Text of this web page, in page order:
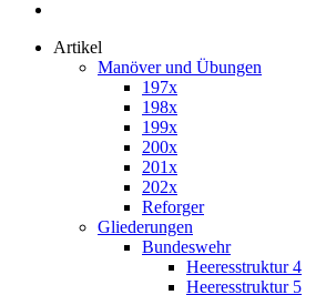
Artikel
Manöver und Übungen
197x
198x
199x
200x
201x
202x
Reforger
Gliederungen
Bundeswehr
Heeresstruktur 4
Heeresstruktur 5